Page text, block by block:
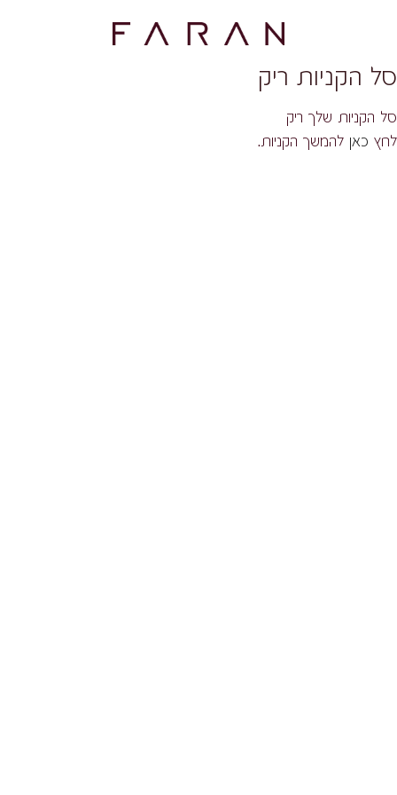
סל הקניות ריק
סל הקניות שלך ריק
לחץ כאן להמשך הקניות.